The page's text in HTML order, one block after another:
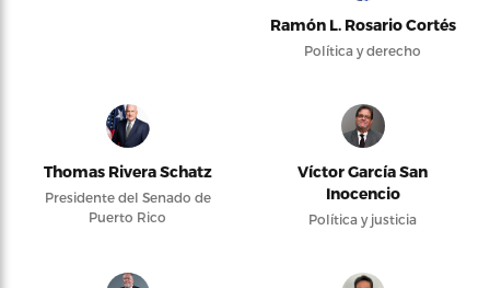
Ramón L. Rosario Cortés
Política y derecho
Thomas Rivera Schatz
Presidente del Senado de
Puerto Rico
Víctor García San
Inocencio
Política y justicia